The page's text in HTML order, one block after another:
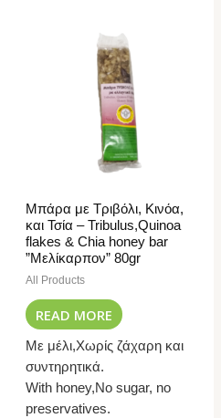
Μπάρα με Τριβόλι, Κινόα,
και Τσία – Tribulus,Quinoa
flakes & Chia honey bar
”Μελίκαρπον” 80gr
All Products
READ MORE
Με μέλι,Χωρίς ζάχαρη και
συντηρητικά.
With honey,No sugar, no
preservatives.